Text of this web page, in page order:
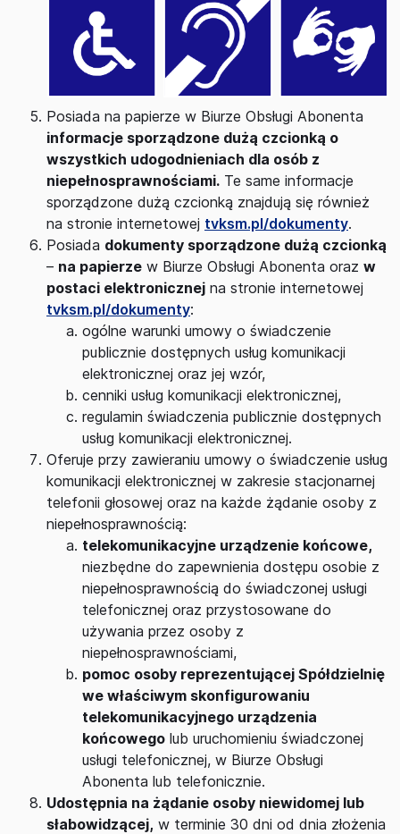
Posiada na papierze w Biurze Obsługi Abonenta
informacje sporządzone dużą czcionką o
wszystkich udogodnieniach dla osób z
niepełnosprawnościami. Te same informacje
sporządzone dużą czcionką znajdują się również
na stronie internetowej tvksm.pl/dokumenty.
Posiada dokumenty sporządzone dużą czcionką
– na papierze w Biurze Obsługi Abonenta oraz w
postaci elektronicznej na stronie internetowej
tvksm.pl/dokumenty:
ogólne warunki umowy o świadczenie
publicznie dostępnych usług komunikacji
elektronicznej oraz jej wzór,
cenniki usług komunikacji elektronicznej,
regulamin świadczenia publicznie dostępnych
usług komunikacji elektronicznej.
Oferuje przy zawieraniu umowy o świadczenie usług
komunikacji elektronicznej w zakresie stacjonarnej
telefonii głosowej oraz na każde żądanie osoby z
niepełnosprawnością:
telekomunikacyjne urządzenie końcowe,
niezbędne do zapewnienia dostępu osobie z
niepełnosprawnością do świadczonej usługi
telefonicznej oraz przystosowane do
używania przez osoby z
niepełnosprawnościami,
pomoc osoby reprezentującej Spółdzielnię
we właściwym skonfigurowaniu
telekomunikacyjnego urządzenia
końcowego lub uruchomieniu świadczonej
usługi telefonicznej, w Biurze Obsługi
Abonenta lub telefonicznie.
Udostępnia na żądanie osoby niewidomej lub
słabowidzącej, w terminie 30 dni od dnia złożenia